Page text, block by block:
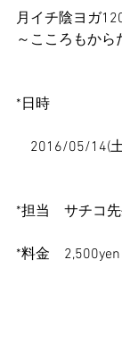
月イチ陰ヨガ
～こころもから
*日時
2016/05/14(
*担当　サチコ
*料金　2,500yen